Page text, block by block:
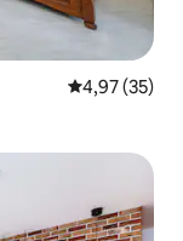
Évaluation
4,97 (35)